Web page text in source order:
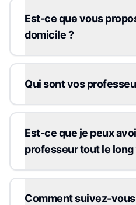
Est-ce que vous
domicile ?
Qui sont vos
Est-ce que je peux
professeur tout le long
Comment suivez-